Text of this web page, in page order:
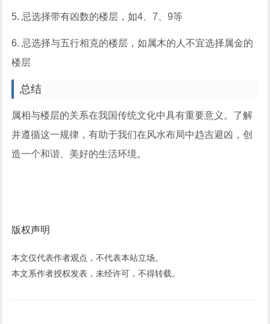
5. 忌选择带有凶数的楼层，如4、7、9等
6. 忌选择与五行相克的楼层，如属木的人不宜选择属金的
楼层
总结
属相与楼层的关系在我国传统文化中具有重要意义。了解
并遵循这一规律，有助于我们在风水布局中趋吉避凶，创
造一个和谐、美好的生活环境。
版权声明
本文仅代表作者观点，不代表本站立场。
本文系作者授权发表，未经许可，不得转载。